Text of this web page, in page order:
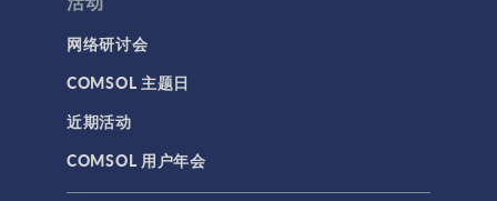
网络研讨会
COMSOL 主题日
近期活动
COMSOL 用户年会